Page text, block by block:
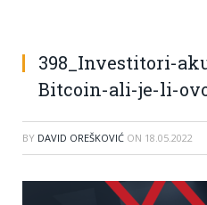
398_Investitori-
Bitcoin-ali-je-li-
BY DAVID OREŠKOVIĆ ON 18.05.2022